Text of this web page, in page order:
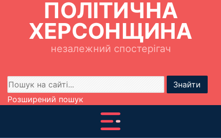
ПОЛІТИЧНА
ХЕРСОНЩИНА
незалежний спостерігач
Знайти
Розширений пошук